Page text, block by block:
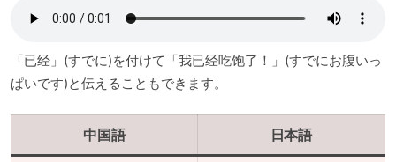
「已经」(すでに)を付けて「我已经吃饱了！」(すでにお腹いっ
ぱいです)と伝えることもできます。
中国語 日本語